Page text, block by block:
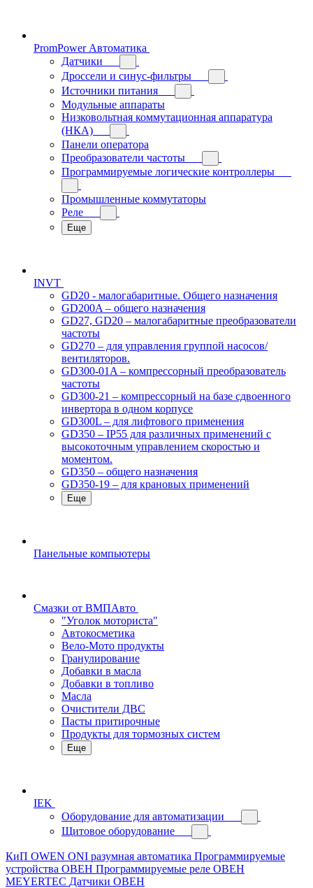
PromPower Автоматика
Датчики
Дроссели и синус-фильтры
Источники питания
Модульные аппараты
Низковольтная коммутационная аппаратура
(НКА)
Панели оператора
Преобразователи частоты
Программируемые логические контроллеры
Промышленные коммутаторы
Реле
Еще
INVT
GD20 - малогабаритные. Общего назначения
GD200A – общего назначения
GD27, GD20 – малогабаритные преобразователи
частоты
GD270 – для управления группой насосов/
вентиляторов.
GD300-01A – компрессорный преобразователь
частоты
GD300-21 – компрессорный на базе сдвоенного
инвертора в одном корпусе
GD300L – для лифтового применения
GD350 – IP55 для различных применений с
высокоточным управлением скоростью и
моментом.
GD350 – общего назначения
GD350-19 – для крановых применений
Еще
Панельные компьютеры
Смазки от ВМПАвто
"Уголок моториста"
Автокосметика
Вело-Мото продукты
Гранулирование
Добавки в масла
Добавки в топливо
Масла
Очистители ДВС
Пасты притирочные
Продукты для тормозных систем
Еще
IEK
Оборудование для автоматизации
Щитовое оборудование
КиП OWEN ONI разумная автоматика Программируемые
устройства ОВЕН Программируемые реле ОВЕН
MEYERTEC Датчики ОВЕН